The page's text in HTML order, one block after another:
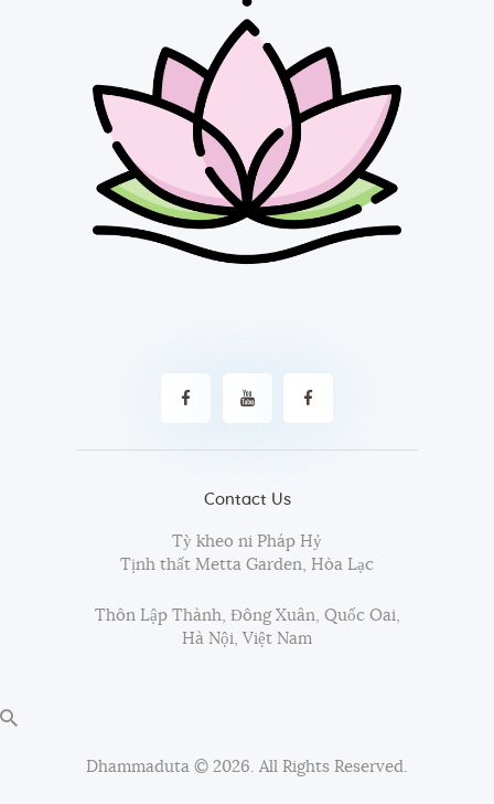
Contact Us
Tỳ kheo ni Pháp Hỷ
Tịnh thất Metta Garden, Hòa Lạc
Thôn Lập Thành, Đông Xuân, Quốc Oai,
Hà Nội, Việt Nam
Dhammaduta © 2026. All Rights Reserved.